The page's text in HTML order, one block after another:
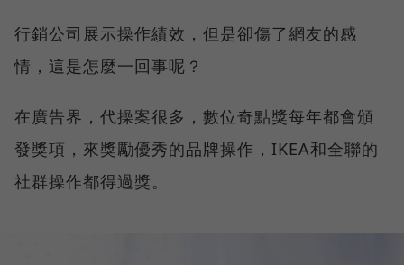
行銷公司展示操作績效，但是卻傷了網友的感
情，這是怎麼一回事呢？
在廣告界，代操案很多，數位奇點獎每年都會頒
發獎項，來獎勵優秀的品牌操作，IKEA和全聯的
社群操作都得過獎。